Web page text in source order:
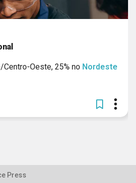
Centro-Oeste, 25% no Nordeste
Press